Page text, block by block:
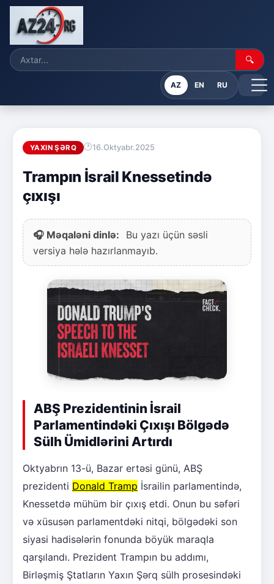
🔍
AZ EN RU
YAXIN ŞƏRQ 16.Oktyabr.2025
Trampın İsrail Knessetində
çıxışı
🎧 Məqaləni dinlə:
Bu yazı üçün səsli
versiya hələ hazırlanmayıb.
ABŞ Prezidentinin İsrail
Parlamentindəki Çıxışı Bölgədə
Sülh Ümidlərini Artırdı
Oktyabrın 13-ü, Bazar ertəsi günü, ABŞ
prezidenti Donald Tramp İsrailin parlamentində,
Knessetdə mühüm bir çıxış etdi. Onun bu səfəri
və xüsusən parlamentdəki nitqi, bölgədəki son
siyasi hadisələrin fonunda böyük maraqla
qarşılandı. Prezident Trampın bu addımı,
Birləşmiş Ştatların Yaxın Şərq sülh prosesindəki